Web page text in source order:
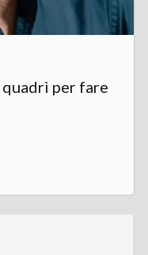
quadri per fare